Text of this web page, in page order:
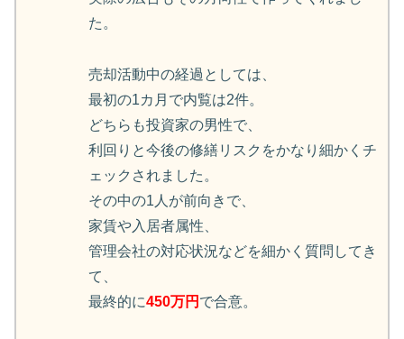
た。
売却活動中の経過としては、
最初の1カ月で内覧は2件。
どちらも投資家の男性で、
利回りと今後の修繕リスクをかなり細かくチ
ェックされました。
その中の1人が前向きで、
家賃や入居者属性、
管理会社の対応状況などを細かく質問してき
て、
最終的に450万円 で合意。